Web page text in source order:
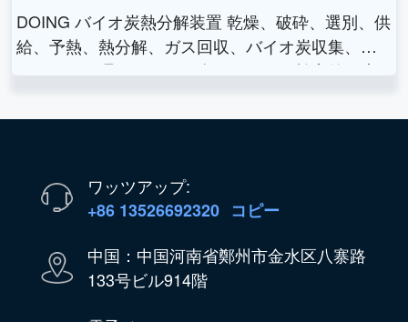
DOING バイオ炭熱分解装置 乾燥、破砕、選別、供
給、予熱、熱分解、ガス回収、バイオ炭収集、お
よびガス処理システムが含まれます。効率的な廃
的メリットをもたらします。
ワッツアップ:
+86 13526692320 コピー
中国：中国河南省鄭州市金水区八寨路
133号ビル914階